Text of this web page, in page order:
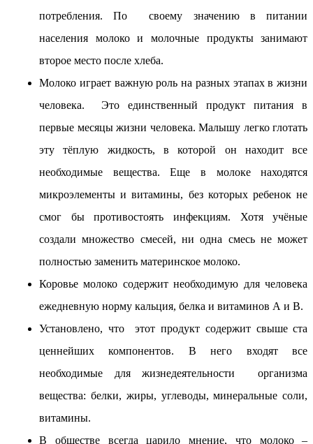
потребления. По своему значению в питании
населения молоко и молочные продукты занимают
второе место после хлеба.
Молоко играет важную роль на разных этапах в жизни
человека. Это единственный продукт питания в
первые месяцы жизни человека. Малышу легко глотать
эту тёплую жидкость, в которой он находит все
необходимые вещества. Еще в молоке находятся
микроэлементы и витамины, без которых ребенок не
смог бы противостоять инфекциям. Хотя учёные
создали множество смесей, ни одна смесь не может
полностью заменить материнское молоко.
Коровье молоко содержит необходимую для человека
ежедневную норму кальция, белка и витаминов А и В.
Установлено, что этот продукт содержит свыше ста
ценнейших компонентов. В него входят все
необходимые для жизнедеятельности организма
вещества: белки, жиры, углеводы, минеральные соли,
витамины.
В обществе всегда царило мнение, что молоко –